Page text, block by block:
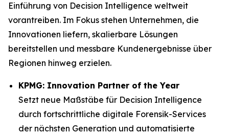
Einführung von Decision Intelligence weltweit
vorantreiben. Im Fokus stehen Unternehmen, die
Innovationen liefern, skalierbare Lösungen
bereitstellen und messbare Kundenergebnisse über
Regionen hinweg erzielen.
KPMG: Innovation Partner of the Year
Setzt neue Maßstäbe für Decision Intelligence
durch fortschrittliche digitale Forensik-Services
der nächsten Generation und automatisierte